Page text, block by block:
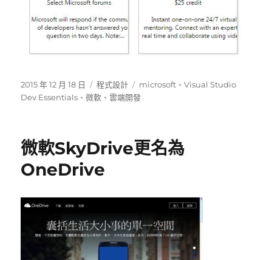
發
佈
2015 年 12 月 18 日
分
類
程式設計
標
籤
microsoft 、Visual Studio
Dev Essentials 、微軟 、雲端開發
微軟SkyDrive更名為
OneDrive